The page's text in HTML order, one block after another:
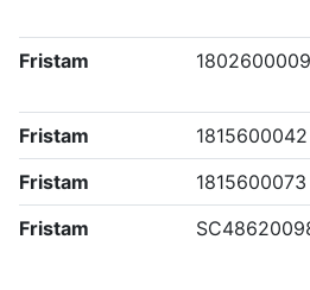
Fristam 1802600009
Fristam 1815600042
Fristam
1815600073
Fristam